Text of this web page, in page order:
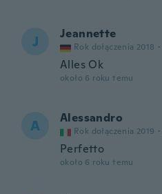
J Jeannette
Rok dołączenia 2018 ·
Alles Ok
około 6 roku temu
A Alessandro
Rok dołączenia 2019 ·
Perfetto
około 6 roku temu